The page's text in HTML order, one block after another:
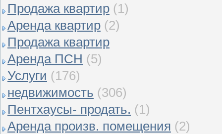
Продажа квартир (1)
Аренда квартир (2)
Продажа квартир
Аренда ПСН (5)
Услуги (176)
недвижимость (306)
Пентхаусы- продать. (1)
Аренда произв. помещения (2)